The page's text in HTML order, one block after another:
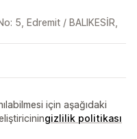
5, Edremit / BALIKESİR,
için aşağıdaki
gizlilik politikası